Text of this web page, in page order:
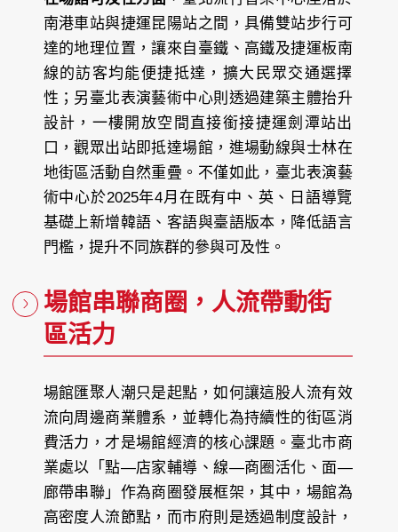
南港車站與捷運昆陽站之間，具備雙站步行可
達的地理位置，讓來自臺鐵、高鐵及捷運板南
線的訪客均能便捷抵達，擴大民眾交通選擇
性；另臺北表演藝術中心則透過建築主體抬升
設計，一樓開放空間直接銜接捷運劍潭站出
口，觀眾出站即抵達場館，進場動線與士林在
地街區活動自然重疊。不僅如此，臺北表演藝
術中心於2025年4月在既有中、英、日語導覽
基礎上新增韓語、客語與臺語版本，降低語言
門檻，提升不同族群的參與可及性。
場館串聯商圈，人流帶動街
區活力
場館匯聚人潮只是起點，如何讓這股人流有效
流向周邊商業體系，並轉化為持續性的街區消
費活力，才是場館經濟的核心課題。臺北市商
業處以「點—店家輔導、線—商圈活化、面—
廊帶串聯」作為商圈發展框架，其中，場館為
高密度人流節點，而市府則是透過制度設計，